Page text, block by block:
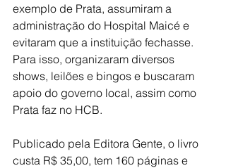
exemplo de Prata, assumiram a
administração do Hospital Maicé e
evitaram que a instituição fechasse.
Para isso, organizaram diversos
shows, leilões e bingos e buscaram
apoio do governo local, assim como
Prata faz no HCB.
Publicado pela Editora Gente, o livro
custa R$ 35,00, tem 160 páginas e